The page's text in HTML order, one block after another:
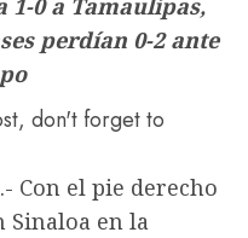
perdían 0-2 ante
don't forget to
Con el pie derecho
Sinaloa en la